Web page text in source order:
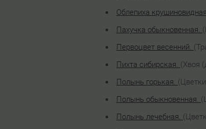
Облепиха
Пахучка обыкновенная.
Первоцвет весенний.
Пихта сибирская. (Хвоя
Полынь горькая.
Полынь обыкновенная.
Полынь лечебная.